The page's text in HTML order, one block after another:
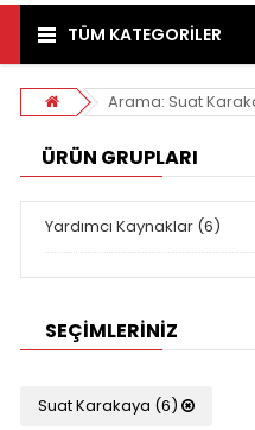
TÜM KATEGORİLER
Arama: Suat
ÜRÜN GRUPLARI
Yardımcı Kaynaklar (6)
SEÇIMLERINIZ
Suat Karakaya (6)